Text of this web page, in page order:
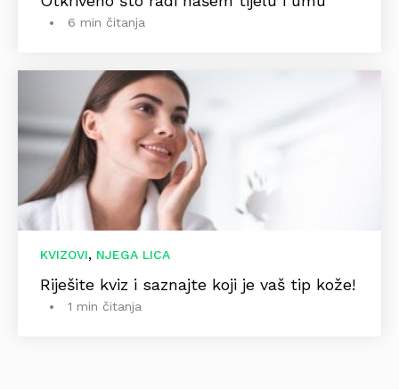
6 min čitanja
KVIZOVI, NJEGA LICA
Riješite kviz i saznajte koji je vaš tip kože!
1 min čitanja